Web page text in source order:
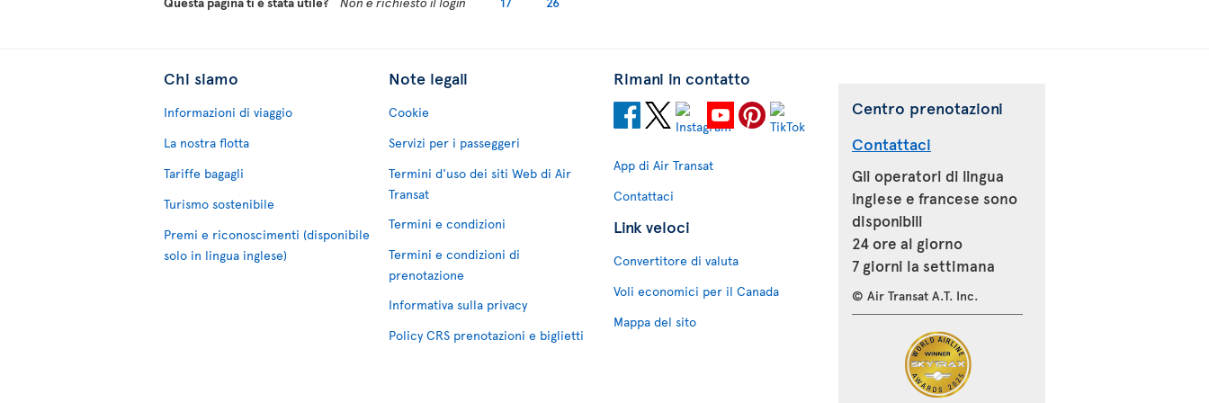
Chi siamo
Informazioni di viaggio
La nostra flotta
Tariffe bagagli
Turismo sostenibile
Premi e riconoscimenti (disponibile
solo in lingua inglese)
Note legali
Cookie
Servizi per i passeggeri
Termini d'uso dei siti Web di Air
Transat
Termini e condizioni
Termini e condizioni di
prenotazione
Informativa sulla privacy
Policy CRS prenotazioni e biglietti
Rimani in contatto
App di Air Transat
Contattaci
Link veloci
Convertitore di valuta
Voli economici per il Canada
Mappa del sito
Centro prenotazioni
Contattaci
Gli operatori di lingua
inglese e francese sono
disponibili
24 ore al giorno
7 giorni la settimana
© Air Transat A.T. Inc.